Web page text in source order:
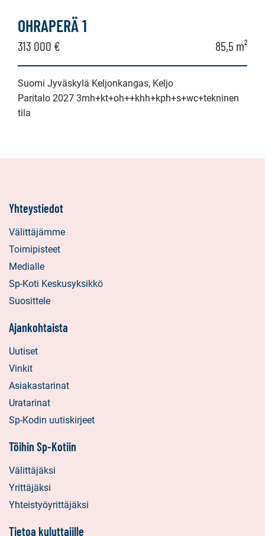
OHRAPERÄ 1
313 000 € 85,5 m²
Suomi Jyväskylä Keljonkangas, Keljo
Paritalo 2027 3mh+kt+oh++khh+kph+s+wc+tekninen
tila
Yhteystiedot
Välittäjämme
Toimipisteet
Medialle
Sp-Koti Keskusyksikkö
Suosittele
Ajankohtaista
Uutiset
Vinkit
Asiakastarinat
Uratarinat
Sp-Kodin uutiskirjeet
Töihin Sp-Kotiin
Välittäjäksi
Yrittäjäksi
Yhteistyöyrittäjäksi
Tietoa kuluttajille